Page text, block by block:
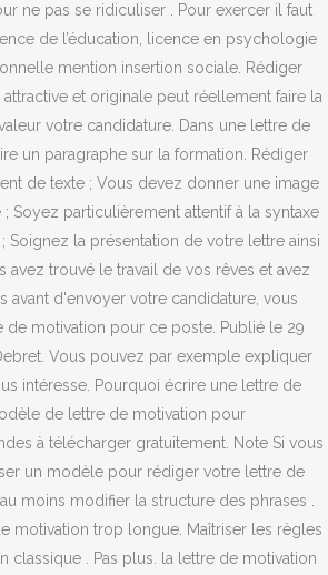
ne pas se ridiculiser . Pour exercer il faut
de l’éducation, licence en psychologie
mention insertion sociale. Rédiger
et originale peut réellement faire la
votre candidature. Dans une lettre de
un paragraphe sur la formation. Rédiger
de texte ; Vous devez donner une image
Soyez particulièrement attentif à la syntaxe
Soignez la présentation de votre lettre ainsi
avez trouvé le travail de vos rêves et avez
avant d'envoyer votre candidature, vous
de motivation pour ce poste. Publié le 29
Vous pouvez par exemple expliquer
intéresse. Pourquoi écrire une lettre de
de lettre de motivation pour
à télécharger gratuitement. Note Si vous
un modèle pour rédiger votre lettre de
moins modifier la structure des phrases .
motivation trop longue. Maîtriser les règles
classique . Pas plus. la lettre de motivation